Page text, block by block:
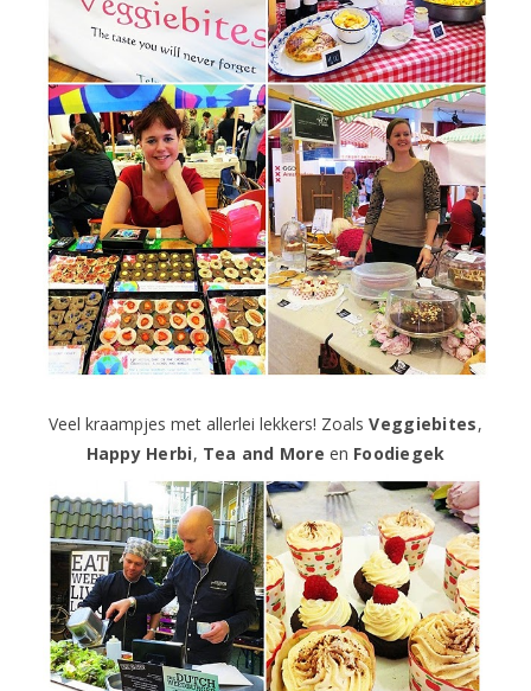
Veel kraampjes met allerlei lekkers! ZoalsVeggiebites,
Happy Herbi, Tea and More en Foodiegek